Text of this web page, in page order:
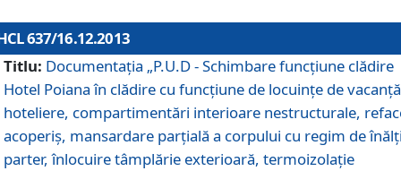
637/16.12.2013
Titlu: Documentaţia „P.U.D - Schimbare funcţiune clădire
Hotel Poiana în clădire cu funcţiune de locuinţe de
hoteliere, compartimentări interioare nestructurale,
acoperiş, mansardare parţială a corpului cu regim de
parter, înlocuire tâmplărie exterioară, termoizolaţie